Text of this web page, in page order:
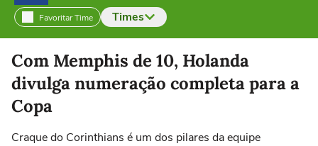
Favoritar Time Times
Selecione o time para ver as notícias
Com Memphis de 10, Holanda
divulga numeração completa para a
Copa
Craque do Corinthians é um dos pilares da equipe